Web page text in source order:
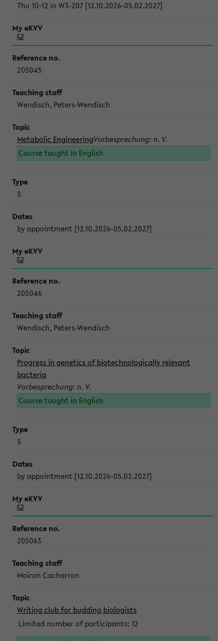
Thu 10-12 in W3-207 [12.10.2026-05.02.2027]
205045
Wendisch, Peters-Wendisch
Metabolic EngineeringVorbesprechung: n. V.
Course taught in English
S
by appointment [12.10.2026-05.02.2027]
205046
Wendisch, Peters-Wendisch
Progress in genetics of biotechnologically relevant
bacteria
Vorbesprechung: n. V.
Course taught in English
S
by appointment [12.10.2026-05.02.2027]
205063
Moiron Cacharron
Writing club for budding biologists
Limited number of participants: 12